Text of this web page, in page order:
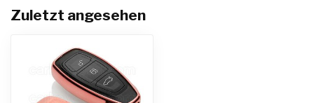
Zuletzt angesehen